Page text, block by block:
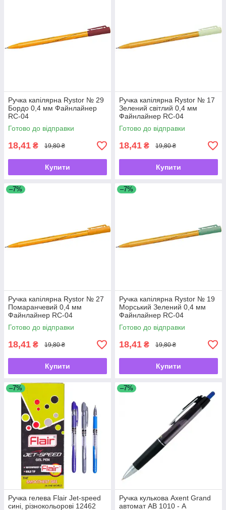
Ручка капілярна Rystor № 29
Бордо 0,4 мм Файнлайнер
RC-04
Готово до відправки
18,41 ₴ 19,80 ₴
Купити
Ручка капілярна Rystor № 17
Зелений світлий 0,4 мм
Файнлайнер RC-04
Готово до відправки
18,41 ₴ 19,80 ₴
Купити
–7%
Ручка капілярна Rystor № 27
Помаранчевий 0,4 мм
Файнлайнер RC-04
Готово до відправки
18,41 ₴ 19,80 ₴
Купити
–7%
Ручка капілярна Rystor № 19
Морський Зелений 0,4 мм
Файнлайнер RC-04
Готово до відправки
18,41 ₴ 19,80 ₴
Купити
–7%
Ручка гелева Flair Jet-speed
cині, різнокольорові 12462
–7%
Ручка кулькова Axent Grand
автомат AB 1010 - А